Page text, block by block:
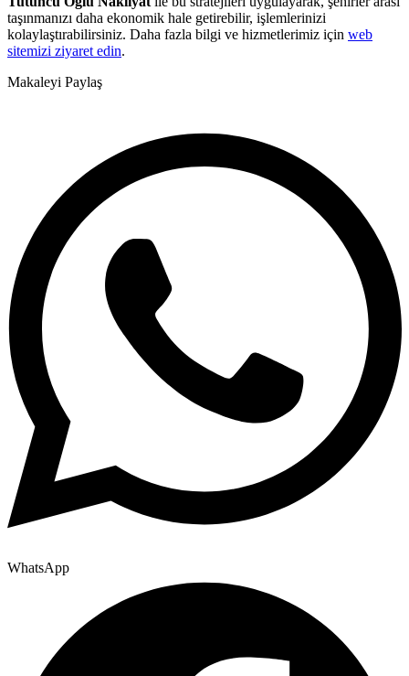
taşınmanızı daha ekonomik hale getirebilir, işlemlerinizi
kolaylaştırabilirsiniz. Daha fazla bilgi ve hizmetlerimiz için web
sitemizi ziyaret edin.
Makaleyi Paylaş
WhatsApp